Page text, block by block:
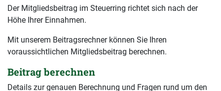
Der Mitgliedsbeitrag im Steuerring richtet sich nach der
Höhe Ihrer Einnahmen.
Mit unserem Beitragsrechner können Sie Ihren
voraussichtlichen Mitgliedsbeitrag berechnen.
Beitrag berechnen
Details zur genauen Berechnung und Fragen rund um den